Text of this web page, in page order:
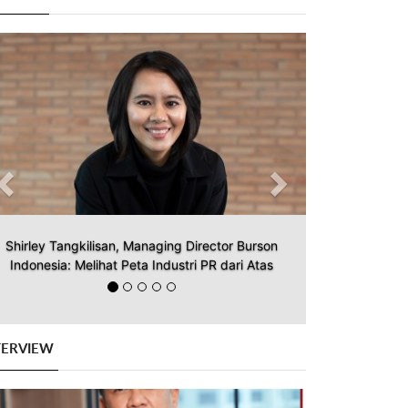
Shirley Tangkilisan, Managing Director Burson
Indonesia: Melihat Peta Industri PR dari Atas
Previous Next
Previous Next